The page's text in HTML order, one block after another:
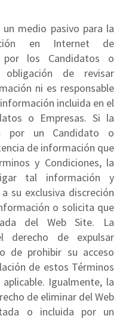
medio pasivo para la
en Internet de
por los Candidatos o
de revisar
ni es responsable
incluida en el
o Empresas. Si la
por un Candidato o
de información que
y Condiciones, la
tal información y
su exclusiva discreción
o solicita que
del Web Site. La
derecho de expulsar
de prohibir su acceso
de estos Términos
Igualmente, la
de eliminar del Web
o incluida por un